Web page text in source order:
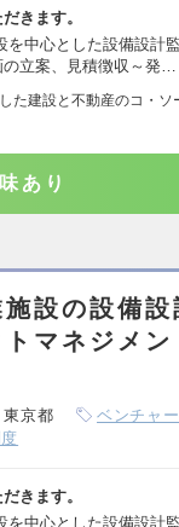
きます。
を中心とした設備設計
の立案、見積徴収～発…
た建設と不動産のコ・ソ
あり
施設の設備
マネジメン
東京都 ベンチャ
きます。
を中心とした設備設計